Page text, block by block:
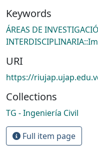
Keywords
ÁREAS DE
URI
https://
Collections
TG - Ingeniería Civil
Full item page